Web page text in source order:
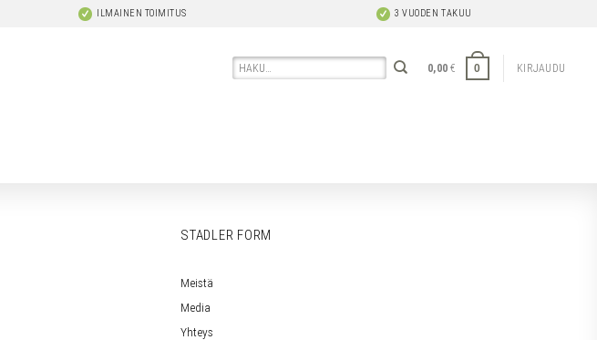
ILMAINEN TOIMITUS 3 VUODEN TAKUU
Etsi:
0,00€ 0 KIRJAUDU
STADLER FORM
Meistä
Media
Yhteys